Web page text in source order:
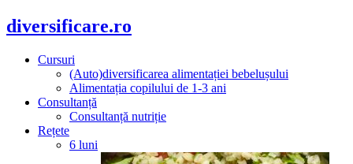
diversificare.ro
Cursuri
(Auto)diversificarea alimentației bebelușului
Alimentația copilului de 1-3 ani
Consultanță
Consultanță nutriție
Rețete
6 luni